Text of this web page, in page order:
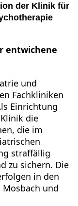
der Klinik für
entwichene
und
Fachkliniken
Einrichtung
die
die im
straffällig
zu sichern. Die
in den
und